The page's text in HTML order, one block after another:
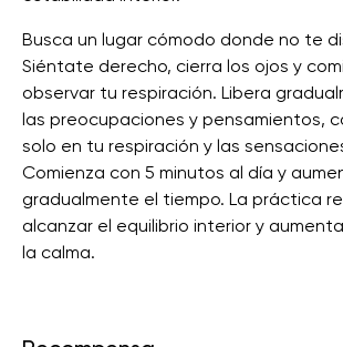
Busca un lugar cómodo donde no te
Siéntate derecho, cierra los ojos y
observar tu respiración. Libera
las preocupaciones y pensamientos,
solo en tu respiración y las
Comienza con 5 minutos al día y
gradualmente el tiempo. La práctica
alcanzar el equilibrio interior y
la calma.